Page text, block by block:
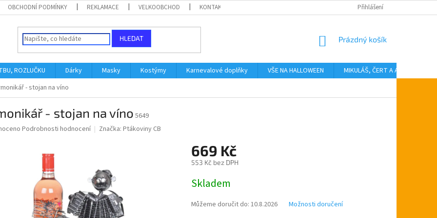
OBCHODNÍ PODMÍNKY REKLAMACE VELKOOBCHOD KONTAKTY Přihlášení
HLEDAT
NÁKUPNÍ
Prázdný košík
ROZLUČKU Dárky Masky Kostýmy Karnevalové doplňky VŠE NA HALLOWEEN MIKULÁŠ, ČERT A ANDĚL
- stojan na víno
- stojan na víno 5649
Podrobnosti hodnocení Značka: Ptákoviny CB
669 Kč
553 Kč bez DPH
cena:
Skladem
Můžeme doručit do: 10.8.2026 Možnosti doručení